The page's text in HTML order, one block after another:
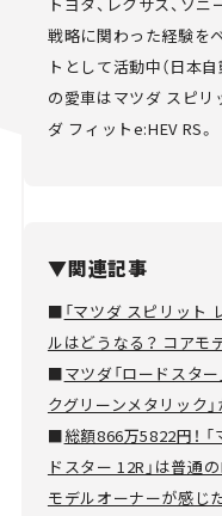
戦略に関わった経験を
トとして活動中（日本
の愛車はマツダ スピリ
ダ フィットe:HEV RS。
▼関連記事
■ 「マツダ スピリット
ルはどうなる？ コアモ
■マツダ「ロードスタ
クグリーンメタリック
■総額866万5822円！
ドスター 12R」は普通
モデルオーナーが感じ